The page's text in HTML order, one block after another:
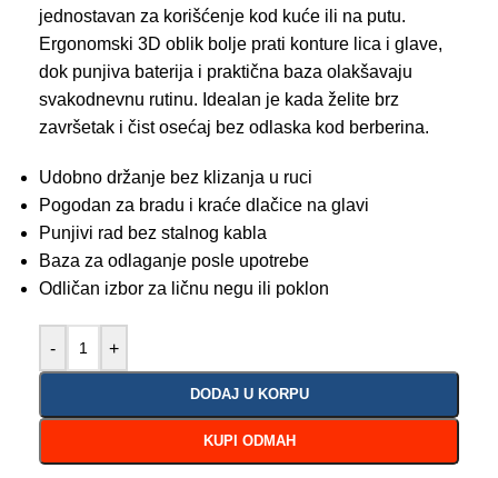
jednostavan za korišćenje kod kuće ili na putu.
Ergonomski 3D oblik bolje prati konture lica i glave,
dok punjiva baterija i praktična baza olakšavaju
svakodnevnu rutinu. Idealan je kada želite brz
završetak i čist osećaj bez odlaska kod berberina.
Udobno držanje bez klizanja u ruci
Pogodan za bradu i kraće dlačice na glavi
Punjivi rad bez stalnog kabla
Baza za odlaganje posle upotrebe
Odličan izbor za ličnu negu ili poklon
- +
DODAJ U KORPU
KUPI ODMAH